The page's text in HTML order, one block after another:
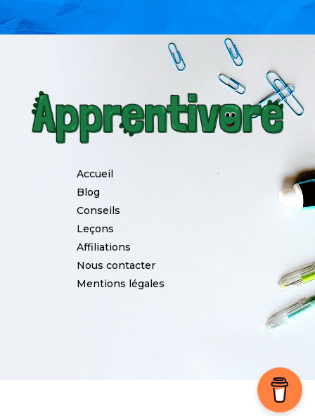
Accueil
Blog
Conseils
Leçons
Affiliations
Nous contacter
Mentions légales